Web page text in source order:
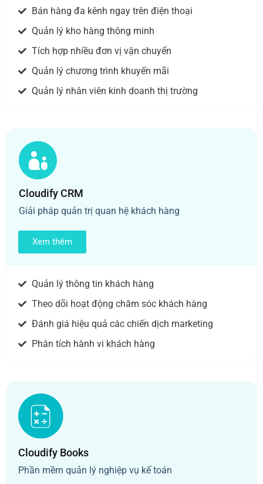
Bán hàng đa kênh ngay trên điện thoại
Quản lý kho hàng thông minh
Tích hợp nhiều đơn vị vận chuyển
Quản lý chương trình khuyến mãi
Quản lý nhân viên kinh doanh thị trường
Cloudify CRM
Giải pháp quản trị quan hệ khách hàng
Xem thêm
Quản lý thông tin khách hàng
Theo dõi hoạt động chăm sóc khách hàng
Đánh giá hiệu quả các chiến dịch marketing
Phân tích hành vi khách hàng
Cloudify Books
Phần mềm quản lý nghiệp vụ kế toán